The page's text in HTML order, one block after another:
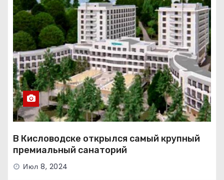
В Кисловодске открылся самый крупный
премиальный санаторий
Июл 8, 2024